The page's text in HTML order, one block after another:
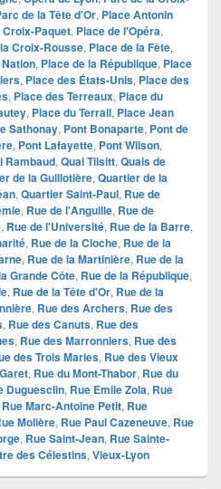
de la Tête d'Or, Place Antonin
Croix-Paquet, Place de l'Opéra,
Croix-Rousse, Place de la Fête,
, Place de la République, Place
, Place des États-Unis, Place des
, Place des Terreaux, Place du
, Place du Terrail, Place Jean
Sathonay, Pont Bonaparte, Pont de
, Pont Lafayette, Pont Wilson,
Rambaud, Quai Tilsitt, Quais de
de la Guillotière, Quartier de la
, Quartier Saint-Paul, Rue de
, Rue de l'Anguille, Rue de
, Rue de l'Université, Rue de la Barre,
, Rue de la Cloche, Rue de la
, Rue de la Martinière, Rue de la
Grande Côte, Rue de la République,
, Rue de la Tête d'Or, Rue de la
, Rue des Archers, Rue des
, Rue des Canuts, Rue des
, Rue des Marronniers, Rue des
des Trois Maries, Rue des Vieux
, Rue du Mont-Thabor, Rue du
Duguesclin, Rue Emile Zola, Rue
Rue Marc-Antoine Petit, Rue
Molière, Rue Paul Cazeneuve, Rue
, Rue Saint-Jean, Rue Sainte-
des Célestins, Vieux-Lyon